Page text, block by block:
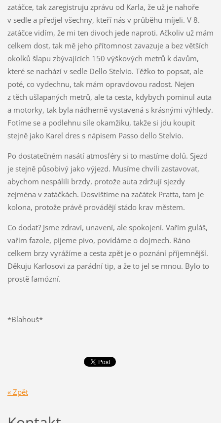
zatáčce, tak zaregistruju zprávu od Karla, že už je nahoře
v sedle a předjel všechny, kteří nás v průběhu míjeli. V 8.
zatáčce vidím, že mi ten divoch jede naproti. Ačkoliv už mám
celkem dost, tak mě jeho přítomnost zavazuje a bez větších
okolků šlapu zbývajících 150 výškových metrů k davům,
které se nachází v sedle Dello Stelvio. Těžko to popsat, ale
poté, co vydechnu, tak mám opravdovou radost. Nejen
z těch ušlapaných metrů, ale ta cesta, kdybych pominul auta
a motorky, tak byla nádherně vystavená s krásnými výhledy.
Fotíme se a podlehnu síle okamžiku, takže si jdu koupit
stejně jako Karel dres s nápisem Passo dello Stelvio.
Po dostatečném nasátí atmosféry si to mastíme dolů. Sjezd
je stejně působivý jako výjezd. Musíme chvíli zastavovat,
abychom nespálili brzdy, protože auta zdržují sjezdy
zejména v zatáčkách. Dosvištíme na začátek Pratta, tam je
kolona, protože právě provádějí stádo krav městem.
Co dodat? Jsme zdraví, unavení, ale spokojení. Vařím guláš,
vařím fazole, pijeme pivo, povídáme o dojmech. Ráno
celkem brzy vyrážíme a cesta zpět je o poznání příjemnější.
Děkuju Karlosovi za parádní tip, a že to jel se mnou. Bylo to
prostě famózní.
*Blahouš*
« Zpět